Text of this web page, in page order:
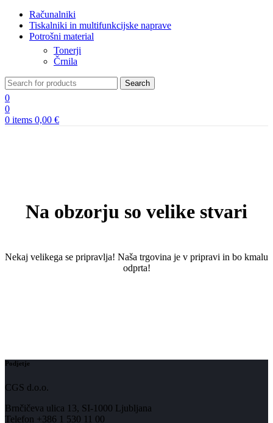
Računalniki
Tiskalniki in multifunkcijske naprave
Potrošni material
Tonerji
Črnila
Search
0
0
0 items 0,00 €
Na obzorju so velike stvari
Nekaj ​​velikega se pripravlja! Naša trgovina je v pripravi in ​​bo kmalu
odprta!
Podjetje
CGS d.o.o.
Brnčičeva ulica 13, SI-1000 Ljubljana
Telefon +386 1 530 11 00